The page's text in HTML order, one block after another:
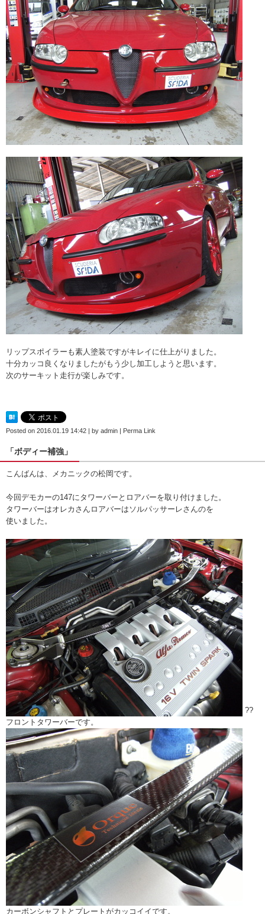
リップスポイラーも素人塗装ですがキレイに仕上がりました。
十分カッコ良くなりましたがもう少し加工しようと思います。
次のサーキット走行が楽しみです。
Posted on 2016.01.19 14:42 | by admin | Perma Link
「ボディー補強」
こんばんは、メカニックの松岡です。
今回デモカーの147にタワーバーとロアバーを取り付けました。
タワーバーはオレカさんロアバーはソルパッサーレさんのを
使いました。
??
フロントタワーバーです。
カーボンシャフトとプレートがカッコイイです。